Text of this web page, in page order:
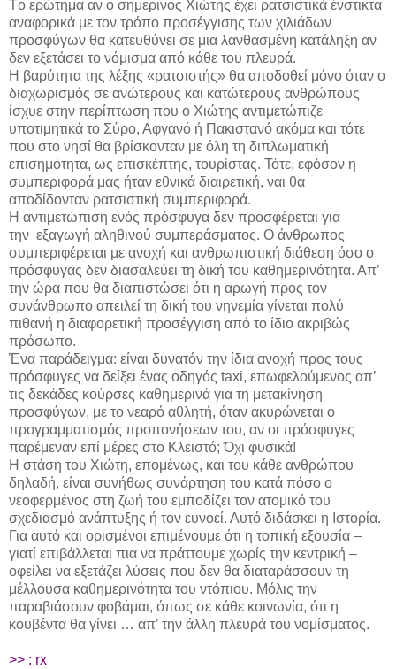
Tο ερώτημα αν ο σημερινός Χιώτης έχει ρατσιστικά ένστικτα
αναφορικά με τον τρόπο προσέγγισης των χιλιάδων
προσφύγων θα κατευθύνει σε μια λανθασμένη κατάληξη αν
δεν εξετάσει το νόμισμα από κάθε του πλευρά.
Η βαρύτητα της λέξης «ρατσιστής» θα αποδοθεί μόνο όταν ο
διαχωρισμός σε ανώτερους και κατώτερους ανθρώπους
ίσχυε στην περίπτωση που ο Χιώτης αντιμετώπιζε
υποτιμητικά το Σύρο, Αφγανό ή Πακιστανό ακόμα και τότε
που στο νησί θα βρίσκονταν με όλη τη διπλωματική
επισημότητα, ως επισκέπτης, τουρίστας. Τότε, εφόσον η
συμπεριφορά μας ήταν εθνικά διαιρετική, ναι θα
αποδίδονταν ρατσιστική συμπεριφορά.
Η αντιμετώπιση ενός πρόσφυγα δεν προσφέρεται για
την εξαγωγή αληθινού συμπεράσματος. Ο άνθρωπος
συμπεριφέρεται με ανοχή και ανθρωπιστική διάθεση όσο ο
πρόσφυγας δεν διασαλεύει τη δική του καθημερινότητα. Απ’
την ώρα που θα διαπιστώσει ότι η αρωγή προς τον
συνάνθρωπο απειλεί τη δική του νηνεμία γίνεται πολύ
πιθανή η διαφορετική προσέγγιση από το ίδιο ακριβώς
πρόσωπο.
Ένα παράδειγμα: είναι δυνατόν την ίδια ανοχή προς τους
πρόσφυγες να δείξει ένας οδηγός taxi, επωφελούμενος απ’
τις δεκάδες κούρσες καθημερινά για τη μετακίνηση
προσφύγων, με το νεαρό αθλητή, όταν ακυρώνεται ο
προγραμματισμός προπονήσεων του, αν οι πρόσφυγες
παρέμεναν επί μέρες στο Κλειστό; Όχι φυσικά!
Η στάση του Χιώτη, επομένως, και του κάθε ανθρώπου
δηλαδή, είναι συνήθως συνάρτηση του κατά πόσο ο
νεοφερμένος στη ζωή του εμποδίζει τον ατομικό του
σχεδιασμό ανάπτυξης ή τον ευνοεί. Αυτό διδάσκει η Ιστορία.
Για αυτό και ορισμένοι επιμένουμε ότι η τοπική εξουσία –
γιατί επιβάλλεται πια να πράττουμε χωρίς την κεντρική –
οφείλει να εξετάζει λύσεις που δεν θα διαταράσσουν τη
μέλλουσα καθημερινότητα του ντόπιου. Μόλις την
παραβιάσουν φοβάμαι, όπως σε κάθε κοινωνία, ότι η
κουβέντα θα γίνει … απ’ την άλλη πλευρά του νομίσματος.
>> : rx